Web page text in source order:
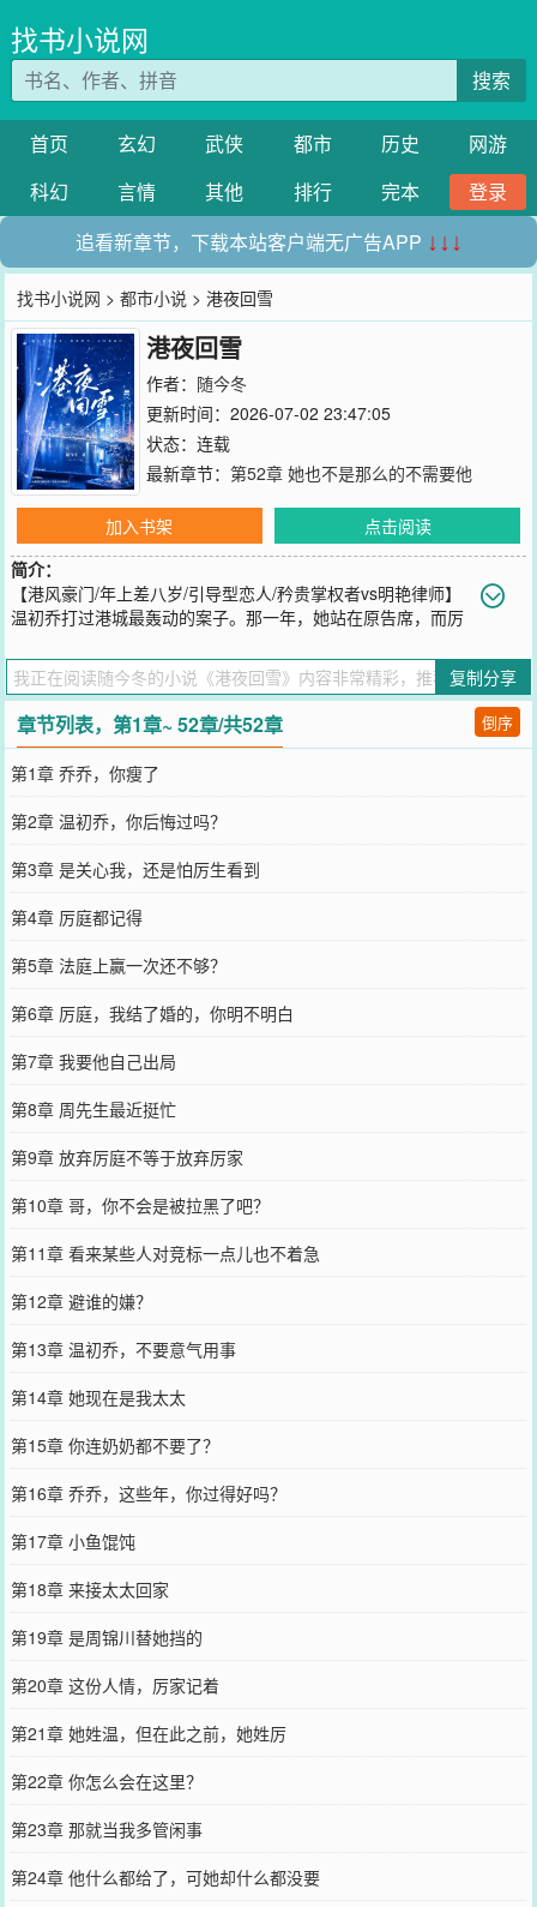
找书小说网
搜索
首页 玄幻 武侠 都市 历史
网游
科幻
言情 其他 排行 完本
登录
追看新章节，下载本站客户端无广告APP ↓↓↓
找书小说网 >都市小说 > 港夜回雪
港夜回雪
作者： 随今冬
更新时间：2026-07-02 23:47:05
状态：连载
最新章节： 第52章 她也不是那么的不需要他
加入书架
点击阅读
简介：
【港风豪门/年上差八岁/引导型恋人/矜贵掌权者vs明艳律师】
温初乔打过港城最轰动的案子。那一年，她站在原告席，而厉
庭抬眼看她，像在看一个闹脾气的小孩。后来风水轮流转，再见面，
是家事法庭。这一次，厉庭成了原告。男人抬眸，唇边带笑，用粤语
一字一句回答法官的话：“当然是告我太太，未经同意，与我分居。”
一时间，全港哗然。-整个港城都知道，温初乔是在厉家长大的。十五
岁那年，她住进厉家，二十岁那年，他们却闹的很难堪。温初乔甚至
亲口对他说过：“我这辈子，都不想再见到你。”可她人生最狼狈的那
个雪夜，离婚、净身出户、无处可去。最后敲开的，依旧是厉庭的
门。大雪漫天，温初乔站在门外，冻得浑身发抖。男人垂眸，视线落
在她通红的眼尾，淡声问：“身份证带了没？”温初乔怔住，下一秒，
厉庭已经扣住她的手腕，带着她往外走。风雪灌满长廊。男人头也没
回，只丢下两个字：“领证。”-后来，大雪封山，温初乔被困事故区。
港媒铺天盖地报道那场暴雪时。有人看见，厉庭独自上山。那一夜。
比救援先抵达的，是温初乔的爱人。
您要是觉得《港夜回雪》还不错的话请不要忘记向您QQ群和微博微信
里的朋友推荐哦！
复制分享
章节列表，第1章~ 52章/共52章 倒序
第1章 乔乔，你瘦了
第2章 温初乔，你后悔过吗？
第3章 是关心我，还是怕厉生看到
第4章 厉庭都记得
第5章 法庭上赢一次还不够？
第6章 厉庭，我结了婚的，你明不明白
第7章 我要他自己出局
第8章 周先生最近挺忙
第9章 放弃厉庭不等于放弃厉家
第10章 哥，你不会是被拉黑了吧？
第11章 看来某些人对竞标一点儿也不着急
第12章 避谁的嫌？
第13章 温初乔，不要意气用事
第14章 她现在是我太太
第15章 你连奶奶都不要了？
第16章 乔乔，这些年，你过得好吗？
第17章 小鱼馄饨
第18章 来接太太回家
第19章 是周锦川替她挡的
第20章 这份人情，厉家记着
第21章 她姓温，但在此之前，她姓厉
第22章 你怎么会在这里？
第23章 那就当我多管闲事
第24章 他什么都给了，可她却什么都没要